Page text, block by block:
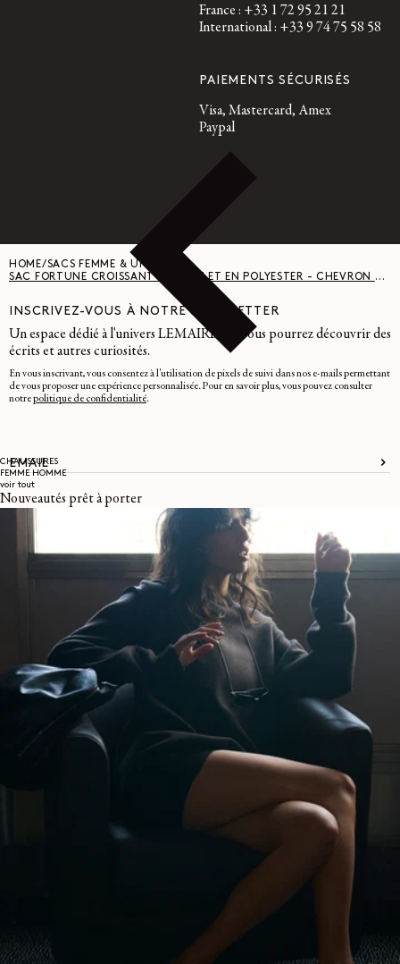
CHAUSSURES
FEMME HOMME
voir tout
Nouveautés prêt à porter
France : +33 1 72 95 21 21
International : +33 9 74 75 58 58
PAIEMENTS SÉCURISÉS
Visa, Mastercard, Amex
Paypal
HOME/SACS FEMME & UNISEXE
SAC FORTUNE CROISSANT FILT - FILET EN POLYESTER - CHEVRON MARRON GLACÉ / BL
INSCRIVEZ-VOUS À NOTRE NEWSLETTER
Un espace dédié à l'univers LEMAIRE, où vous pourrez découvrir des
écrits et autres curiosités.
En vous inscrivant, vous consentez à l'utilisation de pixels de suivi dans nos e-mails permettant
de vous proposer une expérience personnalisée. Pour en savoir plus, vous pouvez consulter
notrepolitique de confidentialité.
EMAIL
TRAÇABILITÉ